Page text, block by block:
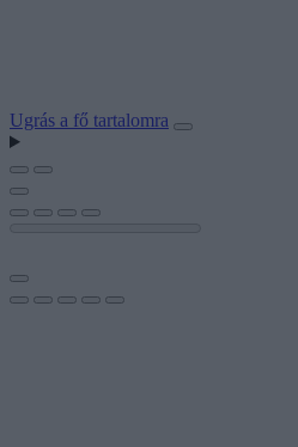
Ugrás a fő tartalomra